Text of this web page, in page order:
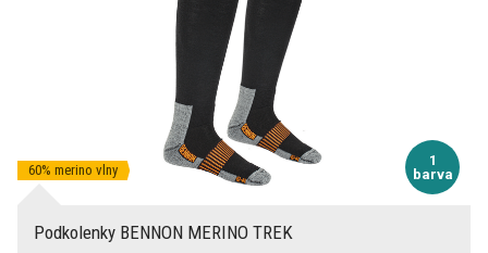
1
barva
60% merino vlny
Podkolenky BENNON MERINO TREK